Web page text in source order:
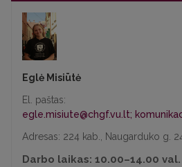
Eglė Misiūtė
El. paštas:
egle.misiute@chgf.vu.lt;
Adresas: 224 kab., Naugarduko g.
Darbo laikas: 10.00–14.00 val.